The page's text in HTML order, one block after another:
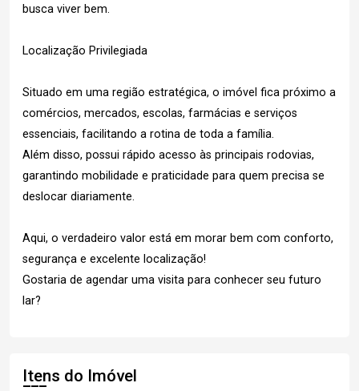
busca viver bem.
Localização Privilegiada
Situado em uma região estratégica, o imóvel fica próximo a
comércios, mercados, escolas, farmácias e serviços
essenciais, facilitando a rotina de toda a família.
Além disso, possui rápido acesso às principais rodovias,
garantindo mobilidade e praticidade para quem precisa se
deslocar diariamente.
Aqui, o verdadeiro valor está em morar bem com conforto,
segurança e excelente localização!
Gostaria de agendar uma visita para conhecer seu futuro
lar?
Itens do Imóvel